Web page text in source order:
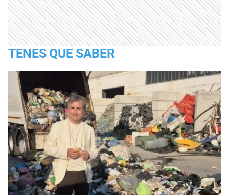
TENES QUE SABER